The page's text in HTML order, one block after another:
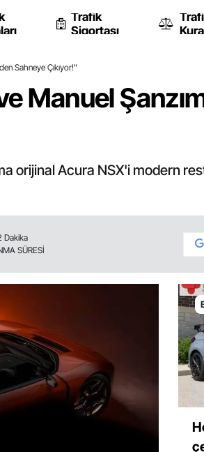
Trafik
Sigortası
Sahneye Çıkıyor!"
Manuel
orijinal Acura NSX'i modern
Dakika
SÜRESİ